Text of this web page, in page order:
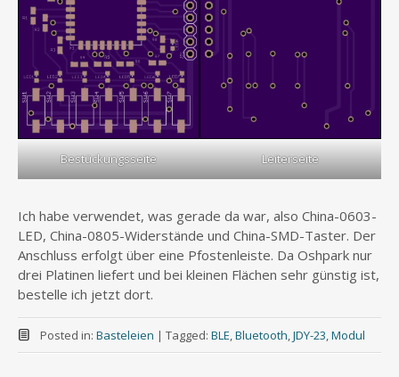
Bestückungsseite Leiterseite
Ich habe verwendet, was gerade da war, also China-0603-
LED, China-0805-Widerstände und China-SMD-Taster. Der
Anschluss erfolgt über eine Pfostenleiste. Da Oshpark nur
drei Platinen liefert und bei kleinen Flächen sehr günstig ist,
bestelle ich jetzt dort.
Posted in: Basteleien | Tagged: BLE,Bluetooth,JDY-23,Modul